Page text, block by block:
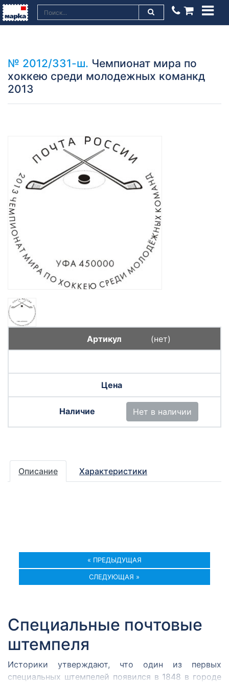
№ 2012/331-ш. Чемпионат мира по
хоккею среди молодежных команкд
2013
(нет)
Нет в наличии
Описание Характеристики
« ПРЕДЫДУЩАЯ
СЛЕДУЮЩАЯ »
Специальные почтовые
штемпеля
Историки утверждают, что один из первых
специальных штемпелей появился в 1848 в городе